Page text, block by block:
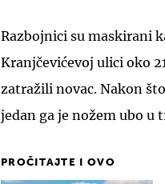
Razbojnici su maskirani
Kranjčevićevoj ulici oko
zatražili novac. Nakon
jedan ga je nožem ubo u
PROČITAJTE I OVO